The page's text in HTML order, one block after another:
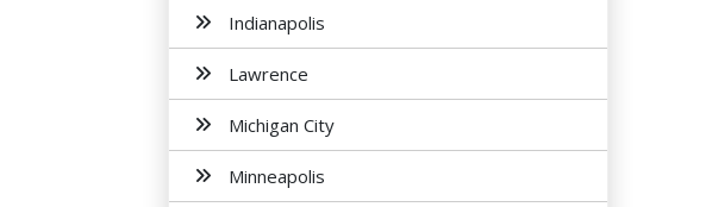
Indianapolis
Lawrence
Michigan City
Minneapolis